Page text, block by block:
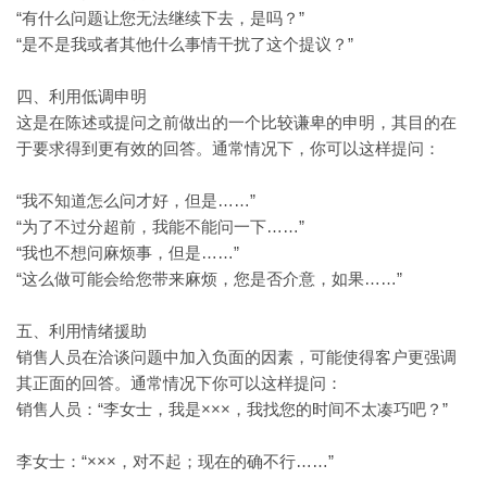
“有什么问题让您无法继续下去，是吗？”
“是不是我或者其他什么事情干扰了这个提议？”
四、利用低调申明
这是在陈述或提问之前做出的一个比较谦卑的申明，其目的在
于要求得到更有效的回答。通常情况下，你可以这样提问：
“我不知道怎么问才好，但是……”
“为了不过分超前，我能不能问一下……”
“我也不想问麻烦事，但是……”
“这么做可能会给您带来麻烦，您是否介意，如果……”
五、利用情绪援助
销售人员在洽谈问题中加入负面的因素，可能使得客户更强调
其正面的回答。通常情况下你可以这样提问：
销售人员： “李女士，我是×××，我找您的时间不太凑巧吧？”
李女士： “×××，对不起；现在的确不行……”